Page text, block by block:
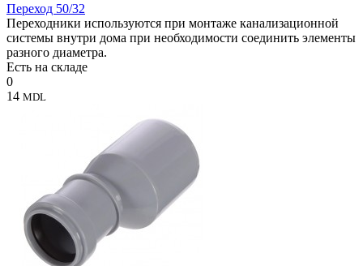
Переход 50/32
Переходники используются при монтаже канализационной
системы внутри дома при необходимости соединить элементы
разного диаметра.
Есть на складе
0
14 MDL